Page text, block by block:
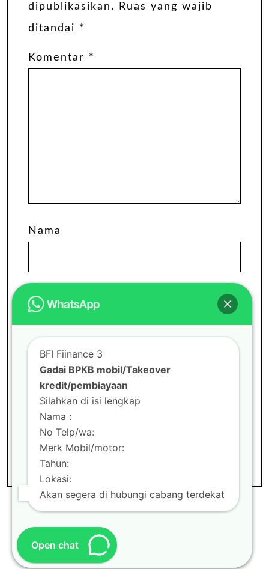
dipublikasikan.
Ruas yang wajib
ditandai *
Komentar *
Nama
Situs Web
Theme byScissor Themes
powered by
BFI Fiinance 3
Gadai BPKB mobil/Takeover
kredit/pembiayaan
Silahkan di isi lengkap
Nama :
No Telp/wa:
Merk Mobil/motor:
Tahun:
Lokasi:
Akan segera di hubungi cabang terdekat
Open chat